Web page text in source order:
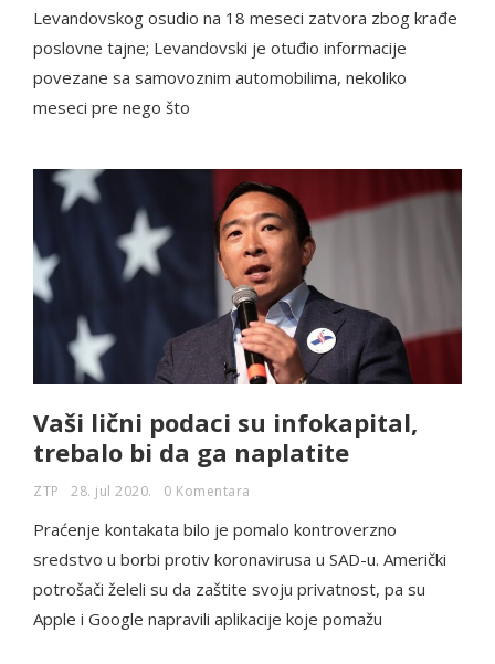
Levandovskog osudio na 18 meseci zatvora zbog krađe
poslovne tajne; Levandovski je otuđio informacije
povezane sa samovoznim automobilima, nekoliko
meseci pre nego što
Vaši lični podaci su infokapital,
trebalo bi da ga naplatite
ZTP 28. jul 2020. 0 Komentara
Praćenje kontakata bilo je pomalo kontroverzno
sredstvo u borbi protiv koronavirusa u SAD-u. Američki
potrošači želeli su da zaštite svoju privatnost, pa su
Apple i Google napravili aplikacije koje pomažu